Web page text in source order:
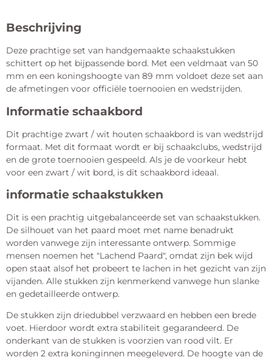
Beschrijving
Deze prachtige set van handgemaakte schaakstukken
schittert op het bijpassende bord. Met een veldmaat van 50
mm en een koningshoogte van 89 mm voldoet deze set aan
de afmetingen voor officiële toernooien en wedstrijden.
Informatie schaakbord
Dit prachtige zwart / wit houten schaakbord is van wedstrijd
formaat. Met dit formaat wordt er bij schaakclubs, wedstrijd
en de grote toernooien gespeeld. Als je de voorkeur hebt
voor een zwart / wit bord, is dit schaakbord ideaal.
informatie schaakstukken
Dit is een prachtig uitgebalanceerde set van schaakstukken.
De silhouet van het paard moet met name benadrukt
worden vanwege zijn interessante ontwerp. Sommige
mensen noemen het "Lachend Paard", omdat zijn bek wijd
open staat alsof het probeert te lachen in het gezicht van zijn
vijanden. Alle stukken zijn kenmerkend vanwege hun slanke
en gedetailleerde ontwerp.
De stukken zijn driedubbel verzwaard en hebben een brede
voet. Hierdoor wordt extra stabiliteit gegarandeerd. De
onderkant van de stukken is voorzien van rood vilt. Er
worden 2 extra koninginnen meegeleverd. De hoogte van de